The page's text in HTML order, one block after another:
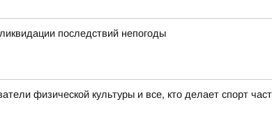
последствий непогоды
физической культуры и все, кто делает спорт